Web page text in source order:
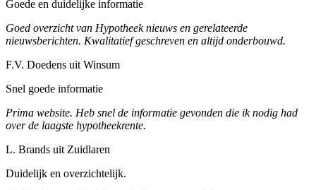
Goede en duidelijke informatie
Goed overzicht van Hypotheek nieuws en gerelateerde
nieuwsberichten. Kwalitatief geschreven en altijd onderbouwd.
F.V. Doedens uit Winsum
Snel goede informatie
Prima website. Heb snel de informatie gevonden die ik nodig had
over de laagste hypotheekrente.
L. Brands uit Zuidlaren
Duidelijk en overzichtelijk.